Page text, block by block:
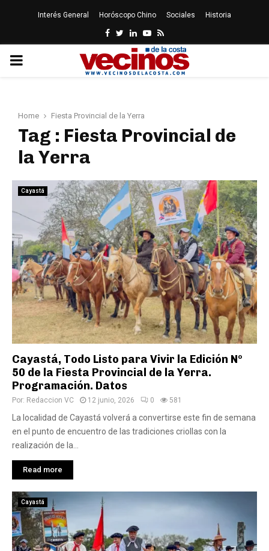
Interés General Horóscopo Chino Sociales Historia
Facebook
Twitter
LinkedinYoutube
Rss
PRIMARY
Home Fiesta Provincial de la Yerra
Tag : Fiesta Provincial de
la Yerra
Cayastá
Cayastá, Todo Listo para Vivir la Edición Nº
50 de la Fiesta Provincial de la Yerra.
Programación. Datos
Por: Redaccion VC 12 junio, 2026 0 581
La localidad de Cayastá volverá a convertirse este fin de semana
en el punto de encuentro de las tradiciones criollas con la
realización de la...
Read more
Cayastá